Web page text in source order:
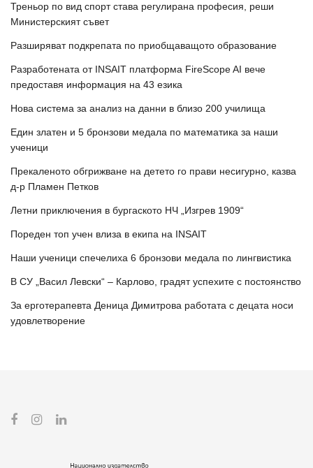
Треньор по вид спорт става регулирана професия, реши
Министерският съвет
Разширяват подкрепата по приобщаващото образование
Разработената от INSAIT платформа FireScope AI вече
предоставя информация на 43 езика
Нова система за анализ на данни в близо 200 училища
Един златен и 5 бронзови медала по математика за наши
ученици
Прекаленото обгрижване на детето го прави несигурно, казва
д-р Пламен Петков
Летни приключения в бургаското НЧ „Изгрев 1909“
Пореден топ учен влиза в екипа на INSAIT
Наши ученици спечелиха 6 бронзови медала по лингвистика
В СУ „Васил Левски“ – Карлово, градят успехите с постоянство
За ерготерапевта Деница Димитрова работата с децата носи
удовлетворение